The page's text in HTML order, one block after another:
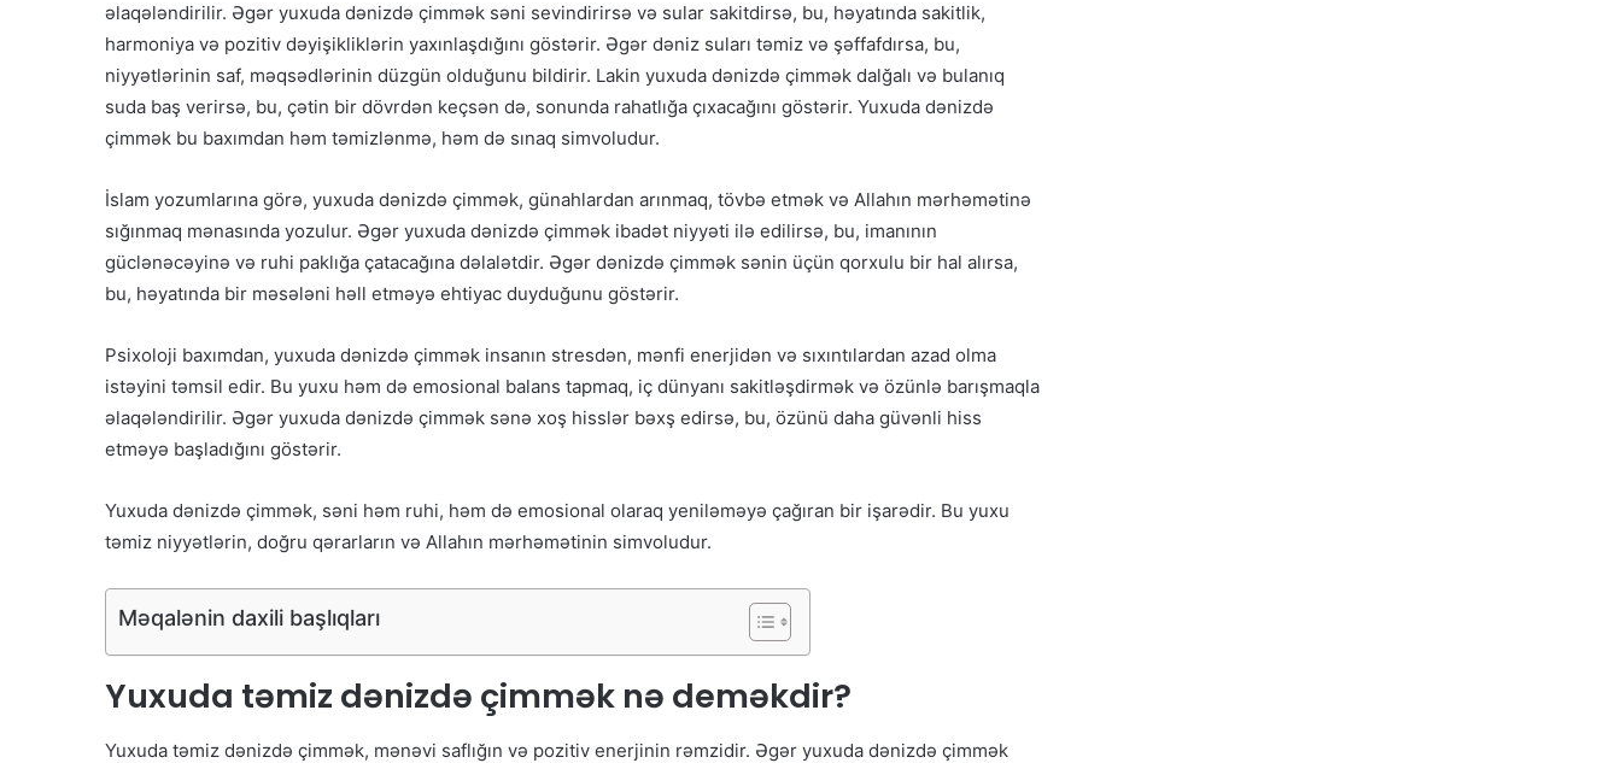
əlaqələndirilir. Əgər yuxuda dənizdə çimmək səni sevindirirsə və sular sakitdirsə, bu, həyatında sakitlik,
harmoniya və pozitiv dəyişikliklərin yaxınlaşdığını göstərir. Əgər dəniz suları təmiz və şəffafdırsa, bu,
niyyətlərinin saf, məqsədlərinin düzgün olduğunu bildirir. Lakin yuxuda dənizdə çimmək dalğalı və bulanıq
suda baş verirsə, bu, çətin bir dövrdən keçsən də, sonunda rahatlığa çıxacağını göstərir. Yuxuda dənizdə
çimmək bu baxımdan həm təmizlənmə, həm də sınaq simvoludur.
İslam yozumlarına görə, yuxuda dənizdə çimmək, günahlardan arınmaq, tövbə etmək və Allahın mərhəmətinə
sığınmaq mənasında yozulur. Əgər yuxuda dənizdə çimmək ibadət niyyəti ilə edilirsə, bu, imanının
güclənəcəyinə və ruhi paklığa çatacağına dəlalətdir. Əgər dənizdə çimmək sənin üçün qorxulu bir hal alırsa,
bu, həyatında bir məsələni həll etməyə ehtiyac duyduğunu göstərir.
Psixoloji baxımdan, yuxuda dənizdə çimmək insanın stresdən, mənfi enerjidən və sıxıntılardan azad olma
istəyini təmsil edir. Bu yuxu həm də emosional balans tapmaq, iç dünyanı sakitləşdirmək və özünlə barışmaqla
əlaqələndirilir. Əgər yuxuda dənizdə çimmək sənə xoş hisslər bəxş edirsə, bu, özünü daha güvənli hiss
etməyə başladığını göstərir.
Yuxuda dənizdə çimmək, səni həm ruhi, həm də emosional olaraq yeniləməyə çağıran bir işarədir. Bu yuxu
təmiz niyyətlərin, doğru qərarların və Allahın mərhəmətinin simvoludur.
Məqalənin daxili başlıqları
Yuxuda təmiz dənizdə çimmək nə deməkdir?
Yuxuda təmiz dənizdə çimmək, mənəvi saflığın və pozitiv enerjinin rəmzidir. Əgər yuxuda dənizdə çimmək